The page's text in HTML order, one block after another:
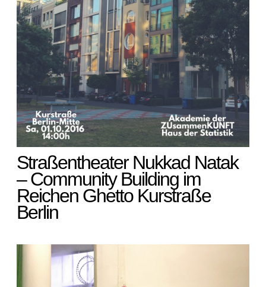
Straßentheater Nukkad Natak
– Community Building im
Reichen Ghetto Kurstraße
Berlin